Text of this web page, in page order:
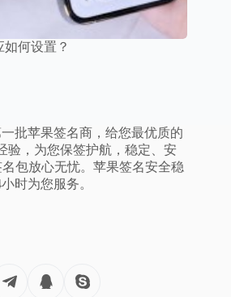
何设置？
批苹果签名商，给您最优质的
验，为您保签护航，稳定、安
包放心无忧。苹果签名安全稳
时为您服务。